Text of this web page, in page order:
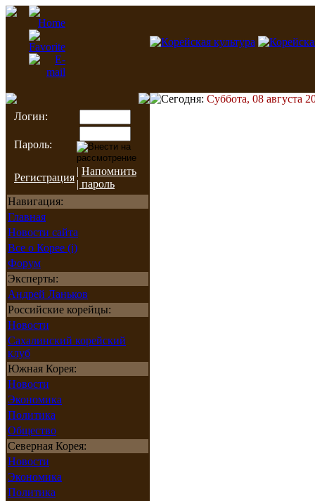
Логин:
Пароль:
Регистрация
| Напомнить
| пароль
Навигация:
Главная
Новости сайта
Все о Корее (i)
Форум
Эксперты:
Андрей Ланьков
Российские корейцы:
Новости
Сахалинский корейский
клуб
Южная Корея:
Новости
Экономика
Политика
Общество
Северная Корея:
Новости
Экономика
Политика
Сегодня: Суббота, 08 августа